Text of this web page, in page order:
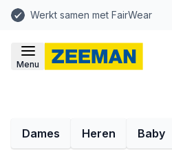
Werkt samen met FairWear
Menu
Dames Heren Baby